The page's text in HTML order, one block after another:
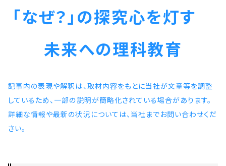
「なぜ？」の探究心を灯す
未来への理科教育
記事内の表現や解釈は、取材内容をもとに当社が文章等を調整
しているため、一部の説明が簡略化されている場合があります。
詳細な情報や最新の状況については、当社までお問い合わせくだ
さい。